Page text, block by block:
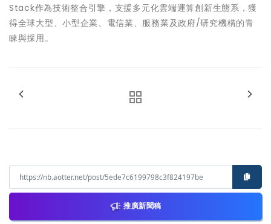
Stack作為技術整合引擎，支援多元化雲端運算創新生態系，獲
得全球大型、小型企業、電信業、服務業及政府/研究機構的青
睞與採用。
推廣新聞稿